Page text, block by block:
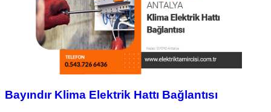
Bayındır Klima Elektrik Hattı Bağlantısı